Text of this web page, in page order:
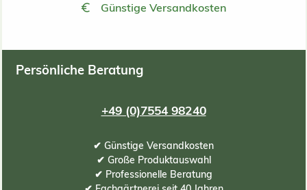
Günstige Versandkosten
Persönliche Beratung
+49 (0)7554 98240
✔ Günstige Versandkosten
✔ Große Produktauswahl
✔ Professionelle Beratung